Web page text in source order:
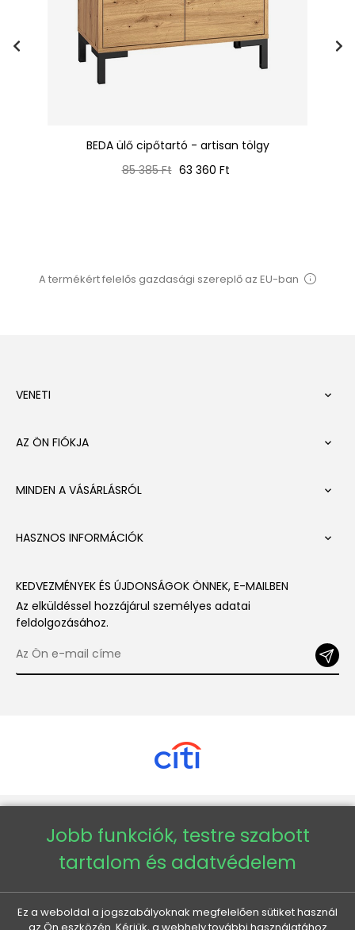
BEDA ülő cipőtartó - artisan tölgy
Normál
85 385 Ft Ár
63 360 Ft
A termékért felelős gazdasági szereplő az EU-ban
VENETI 
AZ ÖN FIÓKJA 
MINDEN A VÁSÁRLÁSRÓL 
HASZNOS INFORMÁCIÓK 
KEDVEZMÉNYEK ÉS ÚJDONSÁGOK ÖNNEK, E-MAILBEN
Az elküldéssel hozzájárul személyes adatai
feldolgozásához.
Copyright © 2026 - Veneti™
Veneti HU
Veneti CZ
Jobb funkciók, testre szabott
tartalom és adatvédelem
Ez a weboldal a jogszabályoknak megfelelően sütiket használ